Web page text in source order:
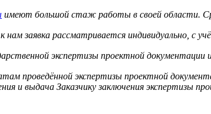
имеют большой стаж работы в своей области.
заявка рассматривается индивидуально, с
экспертизы проектной
проведённой экспертизы проектной
и выдача Заказчику заключения экспертизы